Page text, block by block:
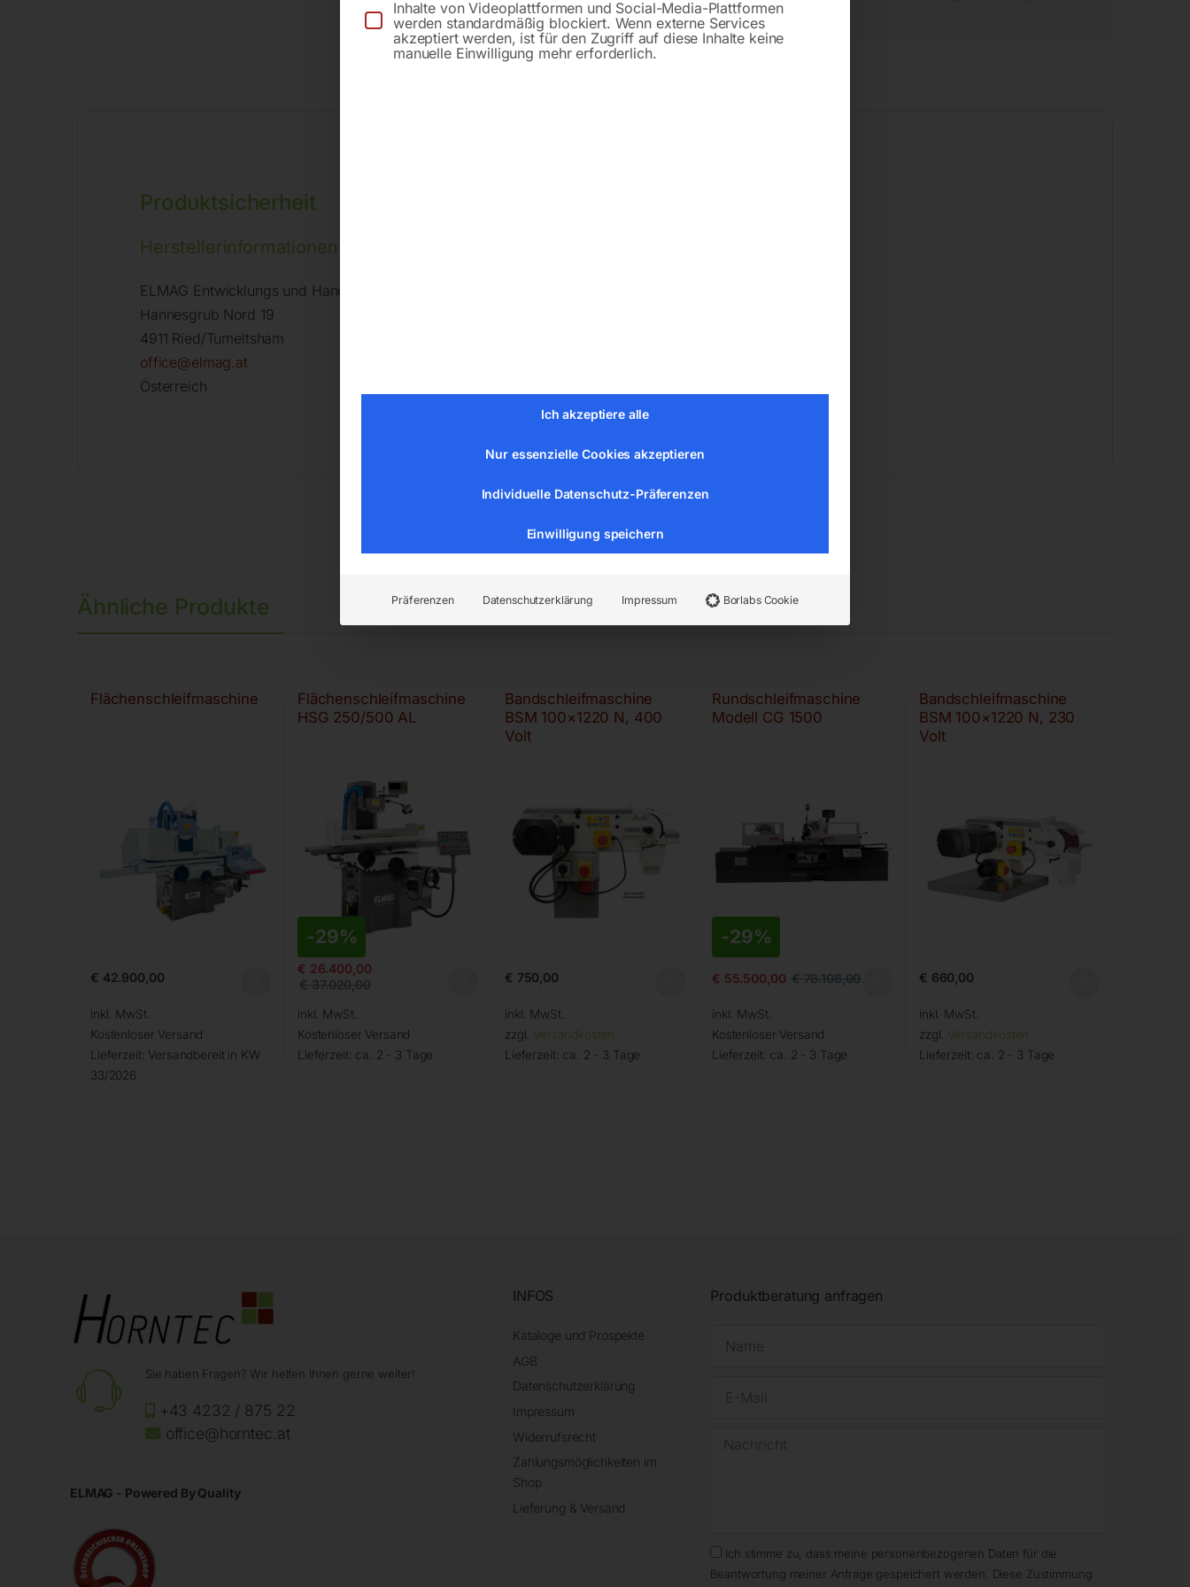
Produktsicherheit
Herstellerinformationen
ELMAG Entwicklungs und Handels GmbH
Hannesgrub Nord 19
4911 Ried/Tumeltsham
office@elmag.at
Österreich
Ähnliche Produkte
Flächenschleifmaschine
€ 42.900,00
inkl. MwSt.
Kostenloser Versand
Lieferzeit: Versandbereit in KW
33/2026
Flächenschleifmaschine
HSG 250/500 AL
-29%
€ 26.400,00
€37.020,00
inkl. MwSt.
Kostenloser Versand
Lieferzeit: ca. 2 - 3 Tage
Bandschleifmaschine
BSM 100×1220 N, 400
Volt
€ 750,00
inkl. MwSt.
zzgl. Versandkosten
Lieferzeit: ca. 2 - 3 Tage
Rundschleifmaschine
Modell CG 1500
-29%
€ 55.500,00 €78.108,00
inkl. MwSt.
Kostenloser Versand
Lieferzeit: ca. 2 - 3 Tage
Bandschleifmaschine
BSM 100×1220 N, 230
Volt
€ 660,00
inkl. MwSt.
zzgl. Versandkosten
Lieferzeit: ca. 2 - 3 Tage
Sie haben Fragen? Wir helfen Ihnen gerne weiter!
+43 4232 / 875 22
office@horntec.at
ELMAG - Powered By Quality
INFOS
Kataloge und Prospekte
AGB
Datenschutzerklärung
Impressum
Widerrufsrecht
Zahlungsmöglichkeiten im
Shop
Lieferung & Versand
Produktberatung anfragen
Ich stimme zu, dass meine personenbezogenen Daten für die
Beantwortung meiner Anfrage gespeichert werden. Diese Zustimmung
Inhalte von Videoplattformen und Social-Media-Plattformen
werden standardmäßig blockiert. Wenn externe Services
akzeptiert werden, ist für den Zugriff auf diese Inhalte keine
manuelle Einwilligung mehr erforderlich.
Ich akzeptiere alle
Nur essenzielle Cookies akzeptieren
Individuelle Datenschutz-Präferenzen
Einwilligung speichern
Präferenzen Datenschutzerklärung Impressum Borlabs Cookie